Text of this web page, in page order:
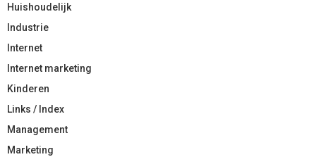
Huishoudelijk
Industrie
Internet
Internet marketing
Kinderen
Links / Index
Management
Marketing